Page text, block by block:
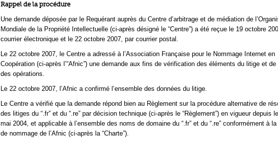
Rappel de la procédure
Une demande déposée par le Requérant auprès du Centre d’arbitrage et de médiation de
Mondiale de la Propriété Intellectuelle (ci-après désigné le “Centre”) a été reçue le 19 octobre
courrier électronique et le 22 octobre 2007, par courrier postal.
Le 22 octobre 2007, le Centre a adressé à l’Association Française pour le Nommage Internet en
Coopération (ci-après l’“Afnic”) une demande aux fins de vérification des éléments du litige et de
des opérations.
Le 22 octobre 2007, l’Afnic a confirmé l’ensemble des données du litige.
Le Centre a vérifié que la demande répond bien au Règlement sur la procédure alternative de
des litiges du “.fr” et du “.re” par décision technique (ci-après le “Règlement”) en vigueur depuis
mai 2004, et applicable à l’ensemble des noms de domaine du “.fr” et du “.re” conformément à
de nommage de l’Afnic (ci-après la “Charte”).